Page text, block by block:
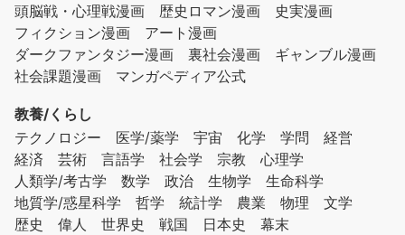
頭脳戦・心理戦漫画
歴史ロマン漫画
史実漫画
フィクション漫画
アート漫画
ダークファンタジー漫画
裏社会漫画
ギャンブル漫画
社会課題漫画
マンガペディア公式
教養/くらし
テクノロジー
医学/薬学 宇宙 化学 学問
経営
経済
芸術 言語学 社会学 宗教
心理学
人類学/考古学
数学 政治 生物学
生命科学
地質学/惑星科学
哲学 統計学 農業 物理
文学
歴史
偉人 世界史 戦国 日本史
幕末